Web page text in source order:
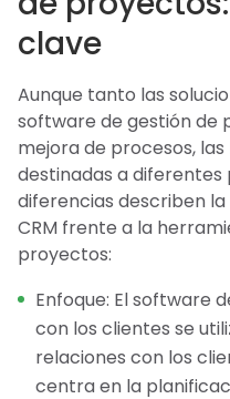
clave
Aunque tanto las
software de gestión de
mejora de procesos,
destinadas a diferentes
diferencias describen
CRM frente a la
proyectos:
Enfoque: El software
con los clientes se
relaciones con los
centra en la